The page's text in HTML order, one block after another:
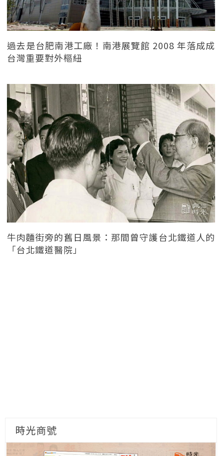
過去是台肥南港工廠！南港展覽館 2008 年落成成
台灣重要對外樞紐
牛肉麵街旁的舊日風景：那間曾守護台北鐵道人的
「台北鐵道醫院」
時光商號